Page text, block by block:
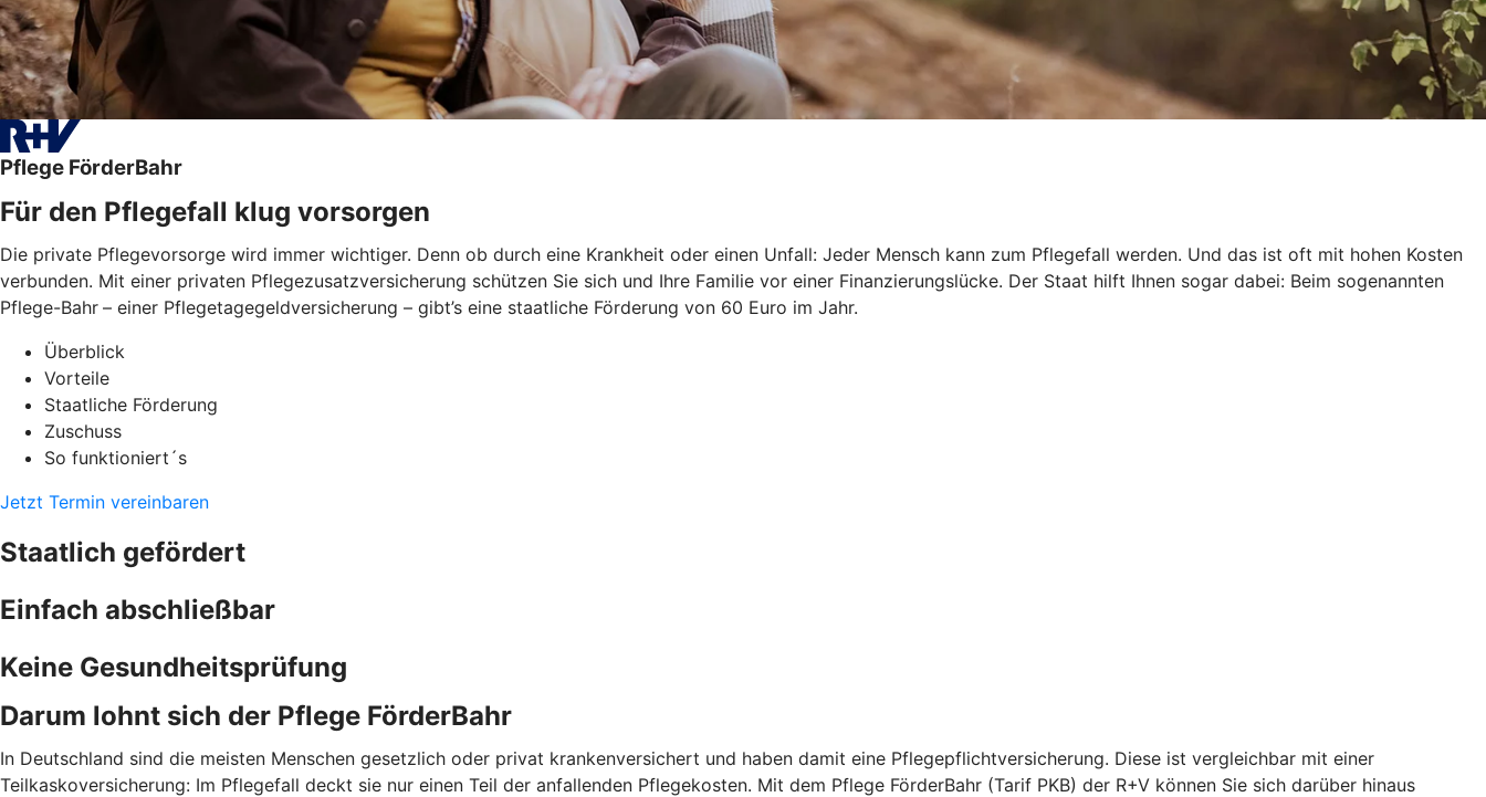
Pflege FörderBahr
Für den Pflegefall klug vorsorgen
Die private Pflegevorsorge wird immer wichtiger. Denn ob durch eine Krankheit oder einen Unfall: Jeder Mensch kann zum Pflegefall werden. Und das ist oft mit hohen Kosten
verbunden. Mit einer privaten Pflegezusatzversicherung schützen Sie sich und Ihre Familie vor einer Finanzierungslücke. Der Staat hilft Ihnen sogar dabei: Beim sogenannten
Pflege-Bahr – einer Pflegetagegeldversicherung – gibt’s eine staatliche Förderung von 60 Euro im Jahr.
Überblick
Vorteile
Staatliche Förderung
Zuschuss
So funktioniert´s
Jetzt Termin vereinbaren
Staatlich gefördert
Einfach abschließbar
Keine Gesundheitsprüfung
Darum lohnt sich der Pflege FörderBahr
In Deutschland sind die meisten Menschen gesetzlich oder privat krankenversichert und haben damit eine Pflegepflichtversicherung. Diese ist vergleichbar mit einer
Teilkaskoversicherung: Im Pflegefall deckt sie nur einen Teil der anfallenden Pflegekosten. Mit dem Pflege FörderBahr (Tarif PKB) der R+V können Sie sich darüber hinaus